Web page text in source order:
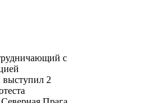
с
2